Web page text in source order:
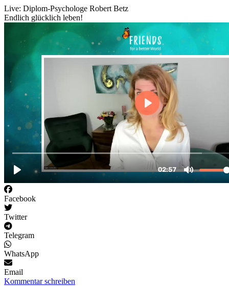
Live: Diplom-Psychologe Robert Betz
Endlich glücklich leben!
Facebook
Twitter
Telegram
WhatsApp
Email
Kommentar schreiben